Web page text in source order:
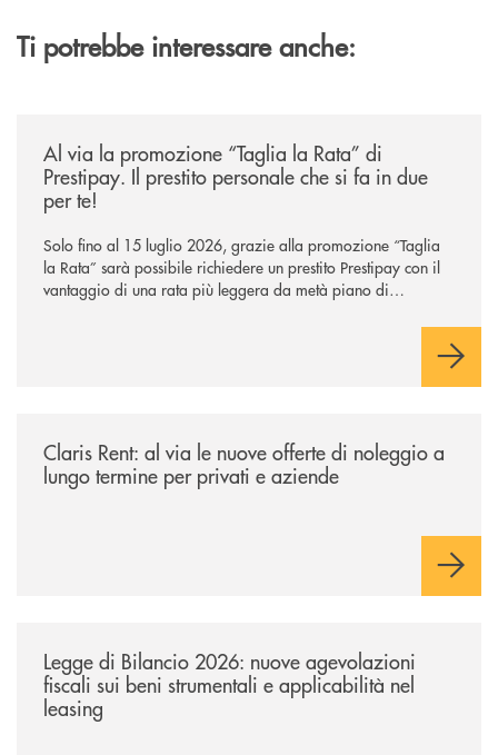
Ti potrebbe interessare anche:
Al via la promozione “Taglia la Rata” di
Prestipay. Il prestito personale che si fa in due
per te!
Solo fino al 15 luglio 2026, grazie alla promozione “Taglia
la Rata” sarà possibile richiedere un prestito Prestipay con il
vantaggio di una rata più leggera da metà piano di
Claris Rent: al via le nuove offerte di noleggio a
lungo termine per privati e aziende
Legge di Bilancio 2026: nuove agevolazioni
fiscali sui beni strumentali e applicabilità nel
leasing